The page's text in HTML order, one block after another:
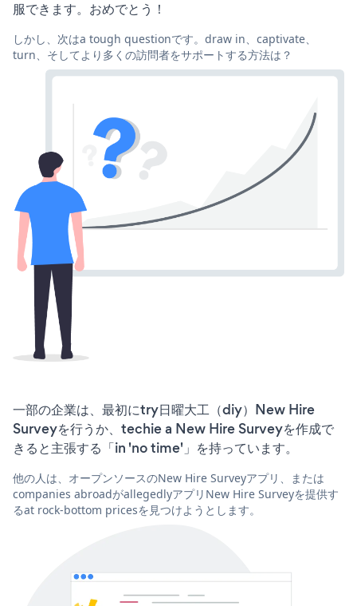
服できます。おめでとう！
しかし、次はa tough questionです。draw in、captivate、
turn、そしてより多くの訪問者をサポートする方法は？
一部の企業は、最初にtry日曜大工（diy）New Hire
Surveyを行うか、techie a New Hire Surveyを作成で
きると主張する「in 'no time'」を持っています。
他の人は、オープンソースのNew Hire Surveyアプリ、または
companies abroadがallegedlyアプリNew Hire Surveyを提供す
るat rock-bottom pricesを見つけようとします。